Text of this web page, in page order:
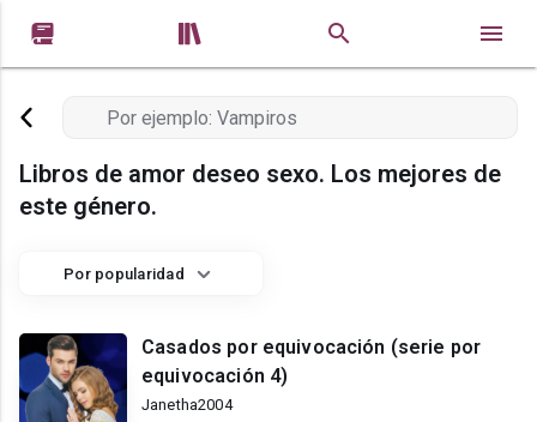
 
Libros de amor deseo sexo. Los mejores de
este género.
Por popularidad
Casados por equivocación (serie por
equivocación 4)
Janetha2004